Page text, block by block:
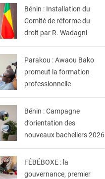
Bénin : Installation du
Comité de réforme du
droit par R. Wadagni
Parakou : Awaou Bako
promeut la formation
professionnelle
Bénin : Campagne
d’orientation des
nouveaux bacheliers 2026
FÉBÉBOXE : la
gouvernance, premier